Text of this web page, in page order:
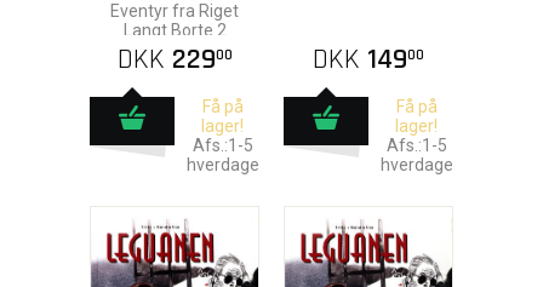
Eventyr fra Riget
Langt Borte 2
DKK 22900
Få på
lager!
Afs.:1-5
hverdage
DKK 14900
Få på
lager!
Afs.:1-5
hverdage